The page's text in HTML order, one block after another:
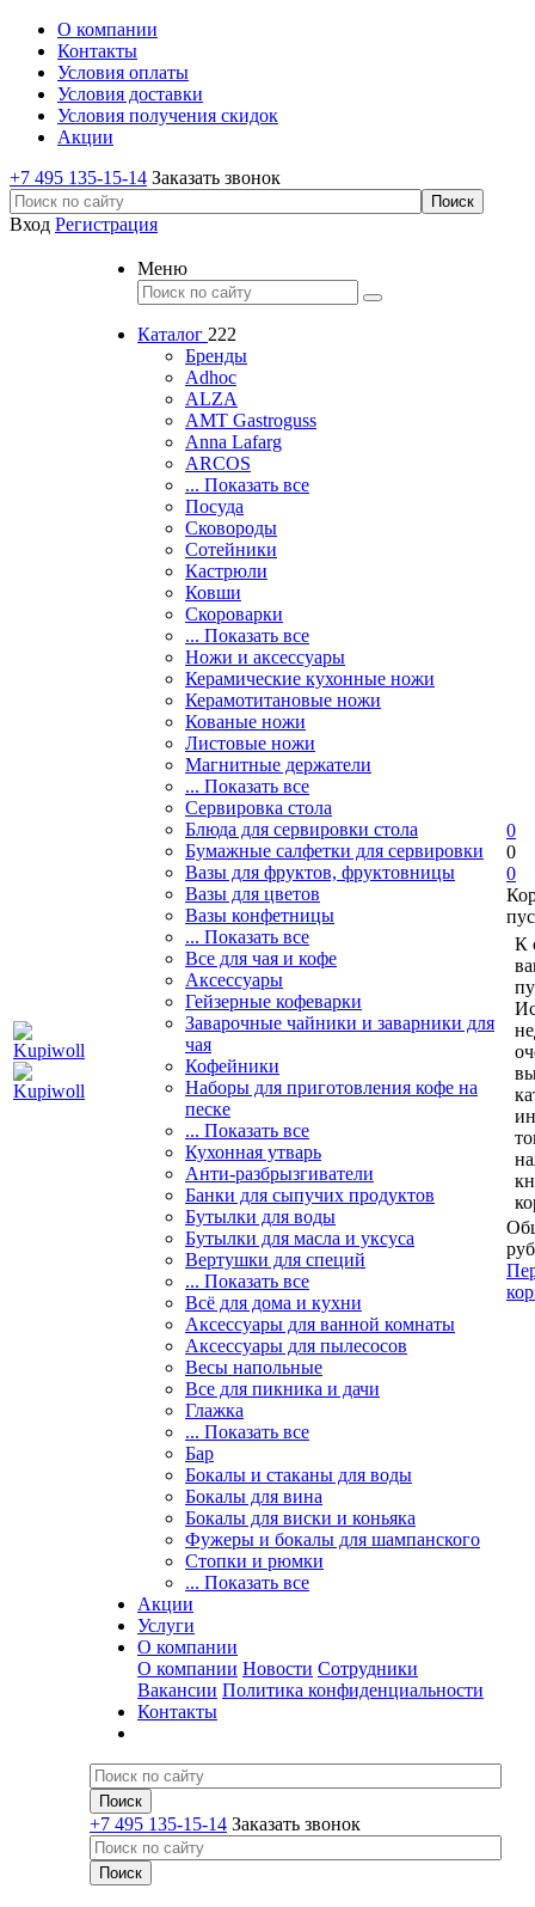
О компании
Контакты
Условия оплаты
Условия доставки
Условия получения скидок
Акции
+7 495 135-15-14 Заказать звонок
Вход Регистрация
Меню
Каталог 222
Бренды
Adhoc
ALZA
AMT Gastroguss
Anna Lafarg
ARCOS
... Показать все
Посуда
Сковороды
Сотейники
Кастрюли
Ковши
Скороварки
... Показать все
Ножи и аксессуары
Керамические кухонные ножи
Керамотитановые ножи
Кованые ножи
Листовые ножи
Магнитные держатели
... Показать все
Сервировка стола
Блюда для сервировки стола
Бумажные салфетки для сервировки
Вазы для фруктов, фруктовницы
Вазы для цветов
Вазы конфетницы
... Показать все
Все для чая и кофе
Аксессуары
Гейзерные кофеварки
Заварочные чайники и заварники для
чая
Кофейники
Наборы для приготовления кофе на
песке
... Показать все
Кухонная утварь
Анти-разбрызгиватели
Банки для сыпучих продуктов
Бутылки для воды
Бутылки для масла и уксуса
Вертушки для специй
... Показать все
Всё для дома и кухни
Аксессуары для ванной комнаты
Аксессуары для пылесосов
Весы напольные
Все для пикника и дачи
Глажка
... Показать все
Бар
Бокалы и стаканы для воды
Бокалы для вина
Бокалы для виски и коньяка
Фужеры и бокалы для шампанского
Стопки и рюмки
... Показать все
Акции
Услуги
О компании
О компании Новости Сотрудники
Вакансии Политика конфиденциальности
Контакты
+7 495 135-15-14 Заказать звонок
0
0
0
К